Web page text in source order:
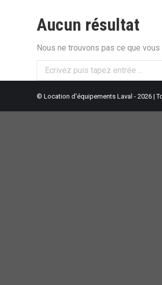
Aucun résultat
Nous ne trouvons pas ce que
© Location d'équipements Laval - 2026 |